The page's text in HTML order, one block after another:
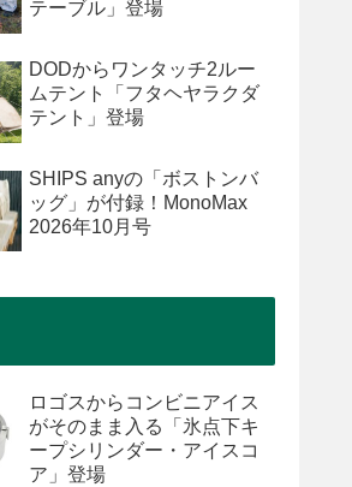
テーブル」登場
DODからワンタッチ2ルー
ムテント「フタヘヤラクダ
テント」登場
SHIPS anyの「ボストンバ
ッグ」が付録！MonoMax
2026年10月号
ロゴスからコンビニアイス
がそのまま入る「氷点下キ
ープシリンダー・アイスコ
ア」登場